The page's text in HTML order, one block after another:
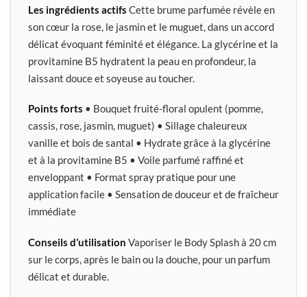
Les ingrédients actifs Cette brume parfumée révèle en
son cœur la rose, le jasmin et le muguet, dans un accord
délicat évoquant féminité et élégance. La glycérine et la
provitamine B5 hydratent la peau en profondeur, la
laissant douce et soyeuse au toucher.
Points forts • Bouquet fruité-floral opulent (pomme,
cassis, rose, jasmin, muguet) • Sillage chaleureux
vanille et bois de santal • Hydrate grâce à la glycérine
et à la provitamine B5 • Voile parfumé raffiné et
enveloppant • Format spray pratique pour une
application facile • Sensation de douceur et de fraîcheur
immédiate
Conseils d’utilisation Vaporiser le Body Splash à 20 cm
sur le corps, après le bain ou la douche, pour un parfum
délicat et durable.